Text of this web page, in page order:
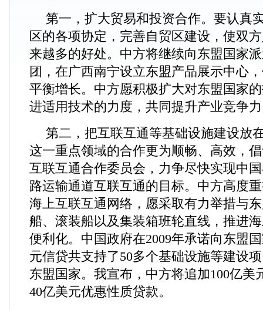
第一，扩大贸易和投资合作。要认真
区的各项协定，完善自贸区建设，使双
来越多的好处。中方将继续向东盟国家
团，在广西南宁设立东盟产品展示中心
平衡增长。中方愿积极扩大对东盟国家
进适用技术的力度，共同提升产业竞争
第二，把互联互通等基础设施建设放
这一重点领域的合作更为顺畅、高效，
互联互通合作委员会，力争尽快实现中
路运输通道互联互通的目标。中方高度
海上互联互通网络，愿采取有力举措与
船、滚装船以及集装箱班轮直线，推进
便利化。中国政府在2009年承诺向东盟
元信贷共支持了50多个基础设施等建设
东盟国家。我宣布，中方将追加100亿美
40亿美元优惠性质贷款。